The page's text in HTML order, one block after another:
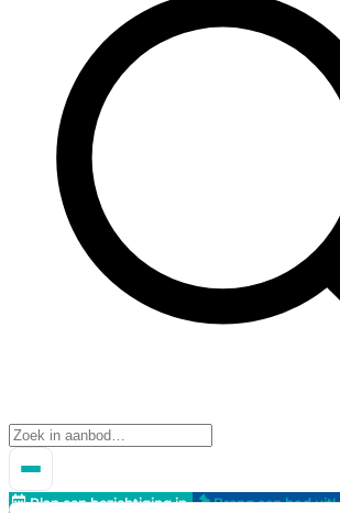
Plan een bezichtiging in Breng een bod uit!